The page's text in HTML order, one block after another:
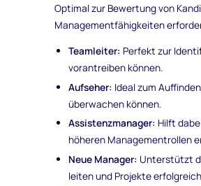
Optimal zur Bewertung von
Managementfähigkeiten
Teamleiter: Perfekt zur
vorantreiben können.
Aufseher: Ideal zum
überwachen können.
Assistenzmanager: Hilft
höheren Managementrollen
Neue Manager: Unterstützt
leiten und Projekte